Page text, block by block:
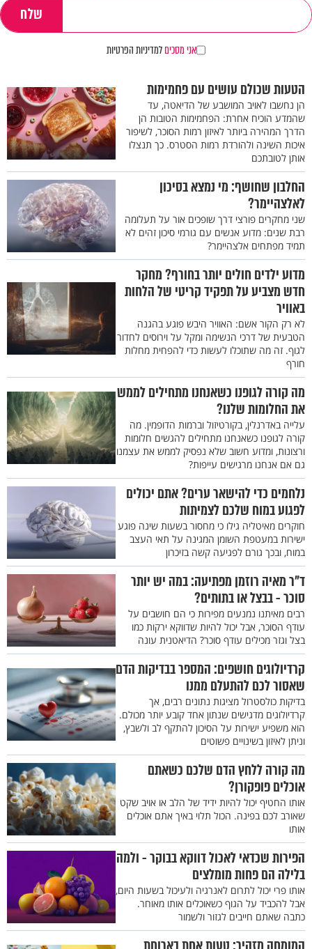
אני מסכיםלמדיניות הפרטיות
הטעות שכולם עושים עם פחמימות
הן נחשבו לאויב המושבע של הדיאטה, עד
שהמדע הוכיח אחרת: הפחמימות הטובות הן
הדרך המהירה ביותר לאיזון רמות הסוכר, לשיפור
איכות השינה ולהורדת רמות הסטרס. כך תנצלו
אותן לטובתכם
החלבון שחושף: מי נמצא בסיכון
לאלצהיימר?
שני מחקרים פורצי דרך שופכים אור על תעלומה
רבת שנים: מדוע אנשים עם גורמי סיכון זהים לא
תמיד מפתחים אלצהיימר?
מדוע ילדים חולים יותר בחורף? מחקר
חדש מצביע על תפקיד קריטי של הלחות
באוויר
לא רק הקור אשם: האוויר היבש פוגע בהגנה
הטבעית של דרכי הנשימה ומקל על וירוסים לחדור
לגוף. זה מה שתוכלו לעשות כדי להפחית מחלות
חורף
מה קורה לגופנו כשאנחנו מתחילים לממש
את החלומות שלנו?
עלייה באדרנלין, בקורטיזול וברמות הדופמין. מה
קורה לגופנו כשאנחנו מתחילים להגשים חלומות
ורצונות, ומדוע חשוב שלא נפסיק לממש את עצמנו
גם אם אנחנו מרגישים עייפות?
נלחמים כדי להישאר ערים? אתם יכולים
לפגוע במוח שלכם לצמיתות
חוקרים מאיטליה גילו כי מחסור בשעות שינה פוגע
ישירות במעטפת השומן המגינה על תאי העצב
במוח, ובכך גורם לפגיעה קשה בזיכרון
ד"ר מאיה רוזמן מפתיעה: במה יש יותר
סוכר - בבצל או בתותים?
רבים מאיתנו נמנעים מפירות כי הם חושבים על
עודף הסוכר, אבל יכול להיות שדווקא ירקות כמו
בצל וגזר מכילים עודף סוכר? הדיאטנית עונה
קרדיולוגים חושפים: המספר בבדיקות הדם
שאסור לכם להתעלם ממנו
בדיקות כולסטרול מציגות נתונים רבים, אך
קרדיולוגים מדגישים שנתון אחד קובע יותר מכולם.
הוא משפיע ישירות על הסיכון להתקף לב ולשבץ,
וניתן לאיזון בשינויים פשוטים
מה קורה ללחץ הדם שלכם כשאתם
אוכלים פופקורן?
אותו החטיף יכול להיות ידיד של הלב או אויב שקט
שאורב לכם בפינה. הכול תלוי באיך אתם אוכלים
אותו
הפירות שכדאי לאכול דווקא בבוקר - ולמה
בלילה הם פחות מומלצים
אותו פרי יכול לתרום לאנרגיה ולעיכול בשעות היום,
אבל להכביד על הגוף כשאוכלים אותו מאוחר.
כתבה שאתם חייבים לגזור ולשמור